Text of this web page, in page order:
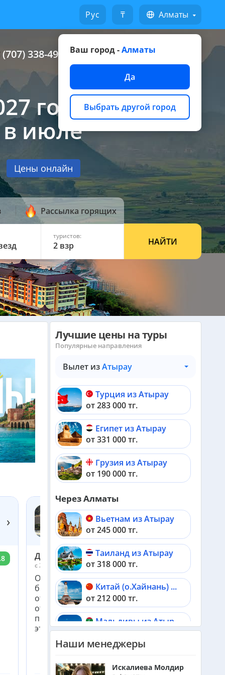
Русский ₸ Алматы
Ваш город -Алматы
Да
Выбрать другой город
(707) 338-49-49 Написать на WhatsApp
года, цены на
июле
Цены онлайн
Рассылка горящих
туристов:
2 взр НАЙТИ
›
› OZKAYMAK INCEKUM 5*
Турция, Аланья
Дана
c 29 июля по 5 августа 2026
Отдохнули хорошо, учитывая цену тура,
больших ожиданий не было. Твёрдую четверку
отель заслуживает. Примерно понимали по
отзывам что нас ожидает. Настрой был
позитивным . Море и воздух замечательные, но
это заслуга природы
Лучшие цены на туры
Популярные направления
Вылет изАтырау
Турция из Атырау
от 283 000 тг.
Египет из Атырау
от 331 000 тг.
Грузия из Атырау
от 190 000 тг.
Через Алматы
Вьетнам из Атырау
от 245 000 тг.
Таиланд из Атырау
от 318 000 тг.
Китай (о.Хайнань) из Атырау
от 212 000 тг.
от 590 000 тг.
от 533 000 тг.
Наши менеджеры
Искалиева Молдир